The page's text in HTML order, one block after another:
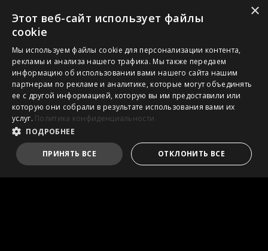
×
Этот веб-сайт использует файлы
cookie
Мы используем файлы cookie для персонализации контента,
рекламы и анализа нашего трафика. Мы также передаем
информацию об использовании вами нашего сайта нашим
партнерам по рекламе и аналитике, которые могут объединять
ее с другой информацией, которую вы им предоставили или
которую они собрали в результате использования вами их
услуг. Политика конфиденциальности
ПОДРОБНЕЕ
ПРИНЯТЬ ВСЕ ОТКЛОНИТЬ ВСЕ